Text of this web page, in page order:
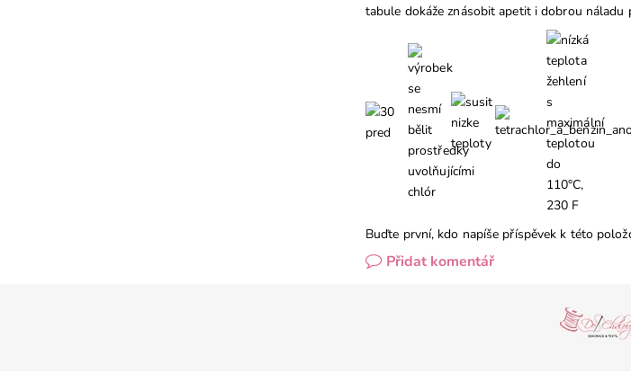
tabule dokáže znásobit apetit i dobrou náladu
Buďte první, kdo napíše příspěvek k této
Přidat komentář